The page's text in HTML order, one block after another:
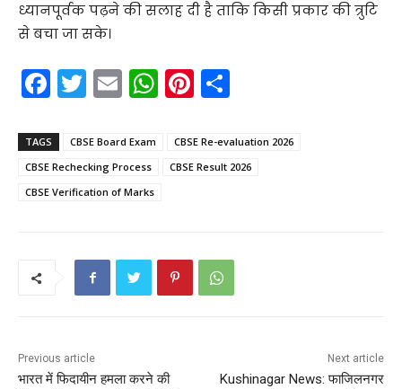
ध्यानपूर्वक पढ़ने की सलाह दी है ताकि किसी प्रकार की त्रुटि
से बचा जा सके।
F
a
c
e
b
T
w
itt
er
E
m
ai
l
W
h
a
ts
p
Pi
nt
er
e
ar
e
TAGS CBSE Board Exam
CBSE Re-evaluation 2026
CBSE Rechecking Process
CBSE Result 2026
CBSE Verification of Marks
Previous article
भारत में फिदायीन हमला करने की
Next article
Kushinagar News: फाजिलनगर